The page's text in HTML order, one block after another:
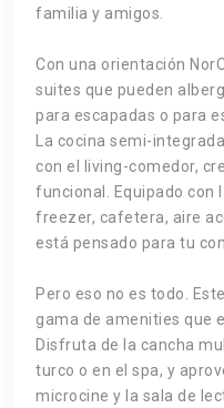
familia y amigos.
Con una orientación
suites que pueden
para escapadas o para
La cocina semi-
con el living-comedor,
funcional. Equipado con
freezer, cafetera, aire
está pensado para tu
Pero eso no es todo.
gama de amenities que
Disfruta de la cancha
turco o en el spa, y
microcine y la sala de